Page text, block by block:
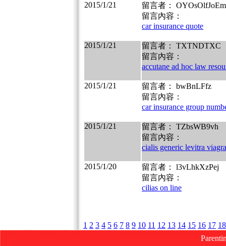
2015/1/21
留言者：
留言內容：
car insurance quote
2015/1/21
留言者： TXTNDTXC
留言內容：
accutane ad hoc law
2015/1/21
留言者： bwBnLFfz
留言內容：
car insurance group
2015/1/21
留言者： TZbsWB9vh
留言內容：
cialis generic levitra viagra
2015/1/20
留言者： l3vLhkXzPej
留言內容：
cilias on line
1 2 3 4 5 6 7 8 9 10 11 12 13 14 15 16 17 18